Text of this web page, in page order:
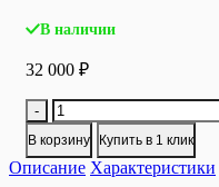
В наличии
32 000 ₽
-
Количество
товара
Фискальный
регистратор
В корзину Купить в 1 клик
Описание Характеристики